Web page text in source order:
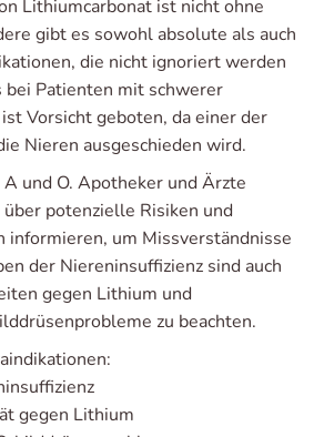
Lithiumcarbonat ist nicht ohne
gibt es sowohl absolute als auch
die nicht ignoriert werden
bei Patienten mit schwerer
Vorsicht geboten, da einer der
Nieren ausgeschieden wird.
und O. Apotheker und Ärzte
potenzielle Risiken und
informieren, um Missverständnisse
der Niereninsuffizienz sind auch
gegen Lithium und
zu beachten.
gegen Lithium